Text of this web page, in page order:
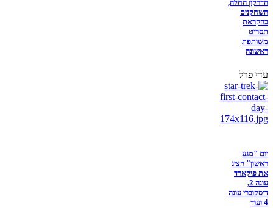
הדרקון החלה,
השחקנים
בהקראת
תסריט
משותפת
ראשונה
עדי פרל
יום "מגע
ראשון" הציג
את פיקארד
עונה 2,
דיסקוברי עונה
4 ועוד